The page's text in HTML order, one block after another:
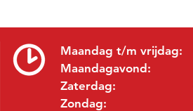
Maandag t/m vrijdag:
Maandagavond:
Zaterdag:
Zondag: